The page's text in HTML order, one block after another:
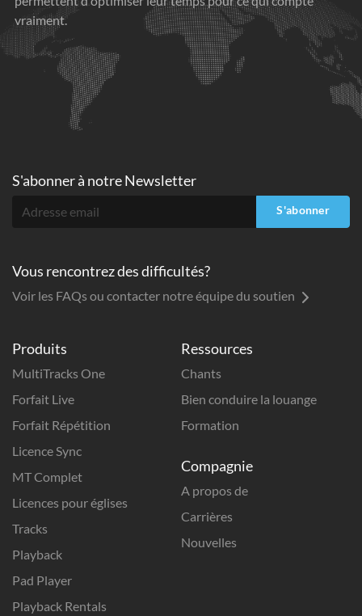
vraiment.
Produits
MultiTracks One
Forfait Live
Forfait Répétition
Licence Sync
MT Complet
Licences pour églises
Tracks
Playback
Pad Player
Playback Rentals
Ressources
Chants
Bien conduire la louange
Formation
Compagnie
A propos de
Carrières
Nouvelles
S'abonner à notre Newsletter
S'abonner
Vous rencontrez des difficultés?
Voir les FAQs ou contacter notre équipe du soutien